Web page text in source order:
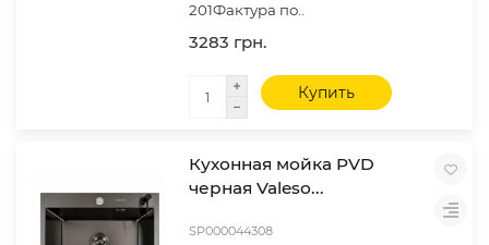
201Фактура по..
3283 грн.
Купить
Кухонная мойка PVD
черная Valeso...
SP000044308